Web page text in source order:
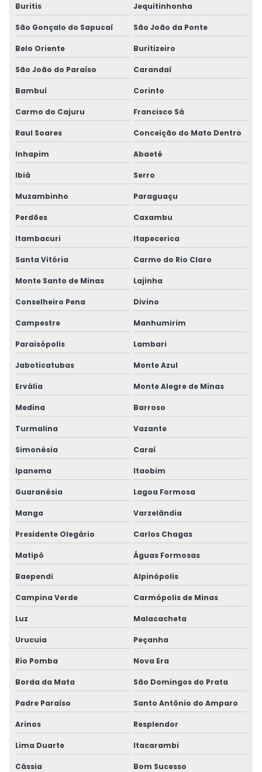
Buritis Jequitinhonha
São Gonçalo do Sapucaí São João da Ponte
Belo Oriente Buritizeiro
São João do Paraíso Carandaí
Bambuí Corinto
Carmo do Cajuru Francisco Sá
Raul Soares Conceição do Mato Dentro
Inhapim Abaeté
Ibiá Serro
Muzambinho Paraguaçu
Perdões Caxambu
Itambacuri Itapecerica
Santa Vitória Carmo do Rio Claro
Monte Santo de Minas Lajinha
Conselheiro Pena Divino
Campestre Manhumirim
Paraisópolis Lambari
Jaboticatubas Monte Azul
Ervália Monte Alegre de Minas
Medina Barroso
Turmalina Vazante
Simonésia Caraí
Ipanema Itaobim
Guaranésia Lagoa Formosa
Manga Varzelândia
Presidente Olegário Carlos Chagas
Matipó Águas Formosas
Baependi Alpinópolis
Campina Verde Carmópolis de Minas
Luz Malacacheta
Urucuia Peçanha
Rio Pomba Nova Era
Borda da Mata São Domingos do Prata
Padre Paraíso Santo Antônio do Amparo
Arinos Resplendor
Lima Duarte Itacarambi
Cássia Bom Sucesso